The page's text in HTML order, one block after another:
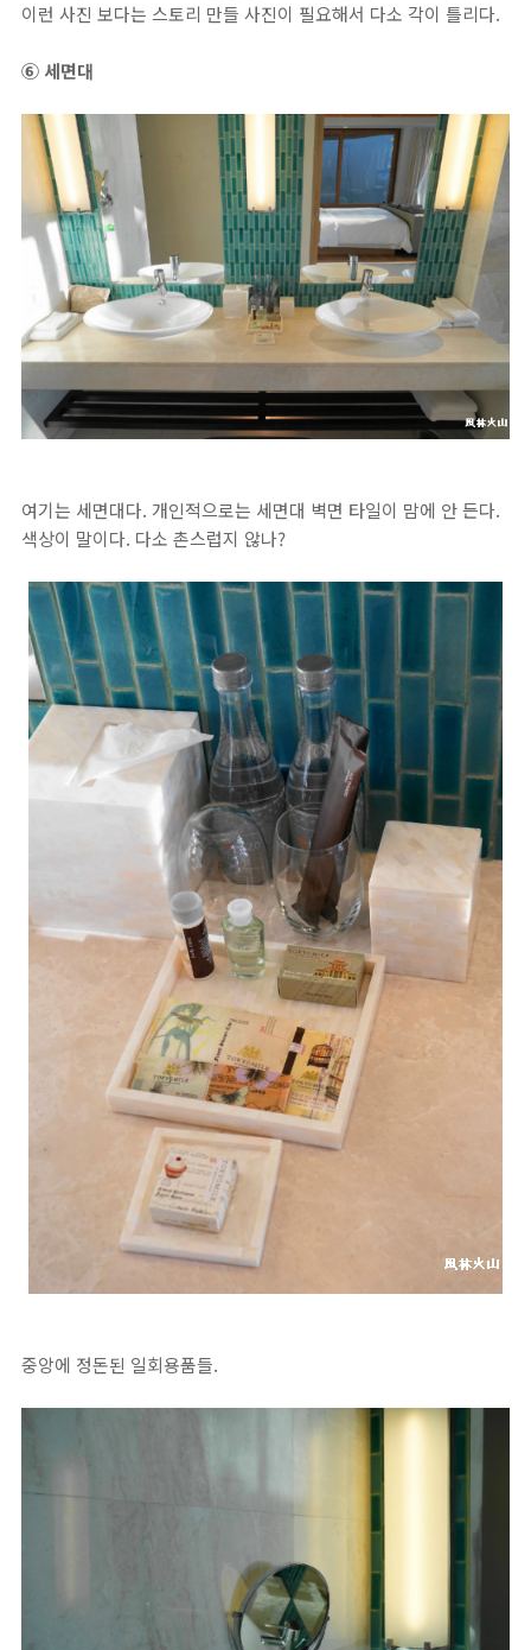
이런 사진 보다는 스토리 만들 사진이 필요해서 다소 각이 틀리다.
⑥ 세면대
여기는 세면대다. 개인적으로는 세면대 벽면 타일이 맘에 안 든다.
색상이 말이다. 다소 촌스럽지 않나?
중앙에 정돈된 일회용품들.